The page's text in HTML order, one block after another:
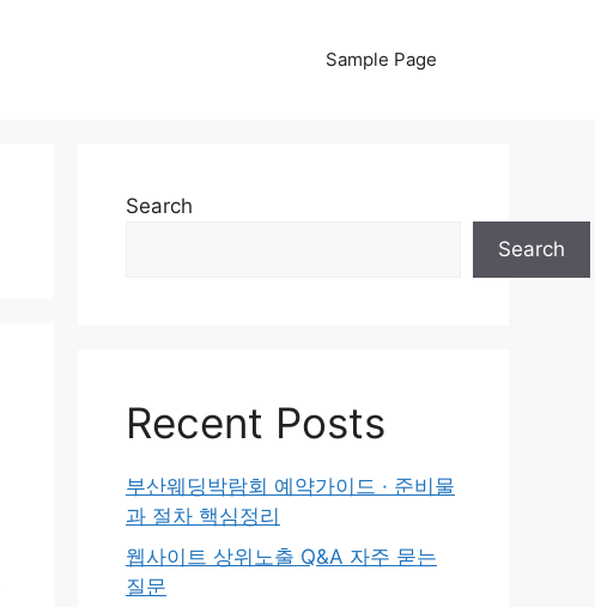
Sample Page
Search
Search
Recent Posts
부산웨딩박람회 예약가이드 · 준비물
과 절차 핵심정리
웹사이트 상위노출 Q&A 자주 묻는
질문